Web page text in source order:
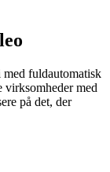
fuldautomatisk
med
på det, der